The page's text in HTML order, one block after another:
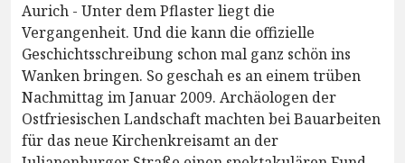
Aurich - Unter dem Pflaster liegt die
Vergangenheit. Und die kann die offizielle
Geschichtsschreibung schon mal ganz schön ins
Wanken bringen. So geschah es an einem trüben
Nachmittag im Januar 2009. Archäologen der
Ostfriesischen Landschaft machten bei Bauarbeiten
für das neue Kirchenkreisamt an der